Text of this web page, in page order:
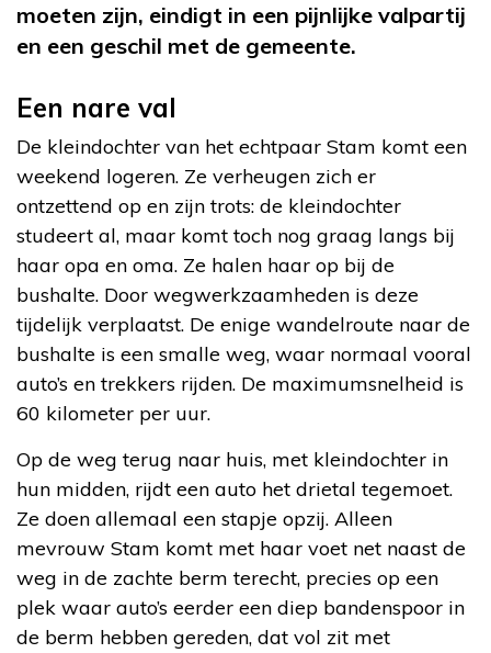
moeten zijn, eindigt in een pijnlijke valpartij
en een geschil met de gemeente.
Een nare val
De kleindochter van het echtpaar Stam komt een
weekend logeren. Ze verheugen zich er
ontzettend op en zijn trots: de kleindochter
studeert al, maar komt toch nog graag langs bij
haar opa en oma. Ze halen haar op bij de
bushalte. Door wegwerkzaamheden is deze
tijdelijk verplaatst. De enige wandelroute naar de
bushalte is een smalle weg, waar normaal vooral
auto’s en trekkers rijden. De maximumsnelheid is
60 kilometer per uur.
Op de weg terug naar huis, met kleindochter in
hun midden, rijdt een auto het drietal tegemoet.
Ze doen allemaal een stapje opzij. Alleen
mevrouw Stam komt met haar voet net naast de
weg in de zachte berm terecht, precies op een
plek waar auto’s eerder een diep bandenspoor in
de berm hebben gereden, dat vol zit met